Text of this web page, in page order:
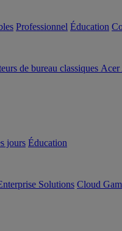
Professionnel Éducation
de bureau classiques
jours Éducation
Solutions Cloud